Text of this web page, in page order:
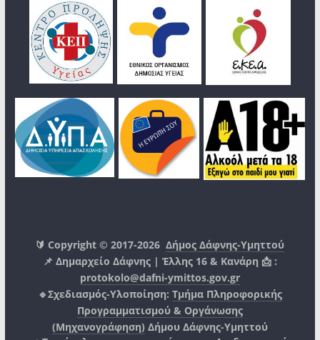
🔰 Copyright © 2017-2026Δήμος Δάφνης-Υμηττού
📌 Δημαρχείο Δάφνης | Έλλης 16 & Κανάρη 📩 :
protokolo@dafni-ymittos.gov.gr
🔹Σχεδιασμός-Υλοποίηση: Τμήμα Πληροφορικής
Προγραμματισμού & Οργάνωσης
(Μηχανογράφηση) Δήμου Δάφνης-Υμηττού